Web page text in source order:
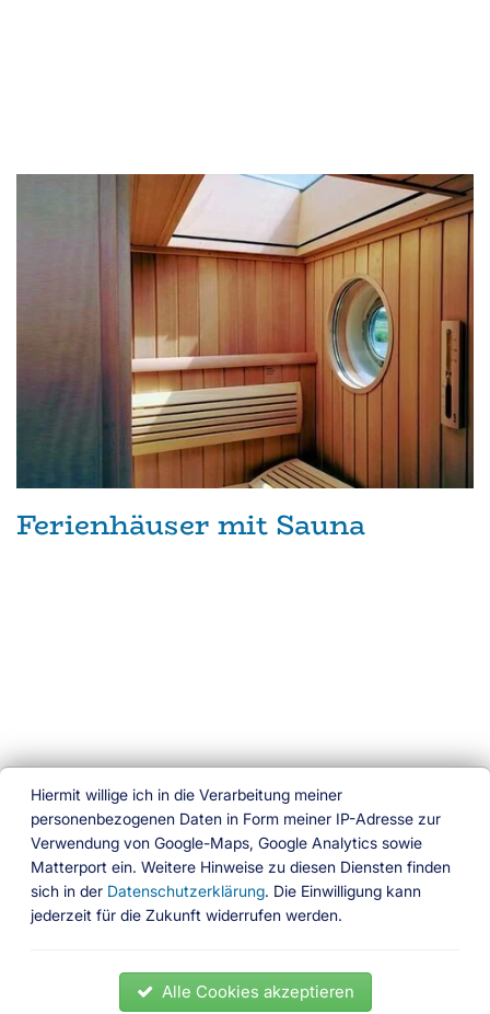
Hiermit willige ich in die Verarbeitung meiner
personenbezogenen Daten in Form meiner IP-Adresse zur
Verwendung von Google-Maps, Google Analytics sowie
Matterport ein. Weitere Hinweise zu diesen Diensten finden
sich in der Datenschutzerklärung. Die Einwilligung kann
jederzeit für die Zukunft widerrufen werden.
Alle Cookies akzeptieren
Ferienhäuser mit Sauna
Ferien am Wasser
Das besondere Buchungsportal
Ferienhäuser Ferienwohnungen Hausboote